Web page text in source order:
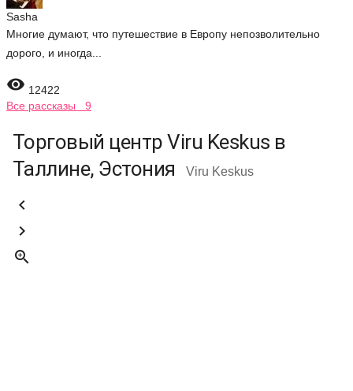
Sasha
Многие думают, что путешествие в Европу непозволительно
дорого, и иногда...
 12422
Все рассказы 9
Торговый центр Viru Keskus в
Таллине, Эстония
Viru Keskus


